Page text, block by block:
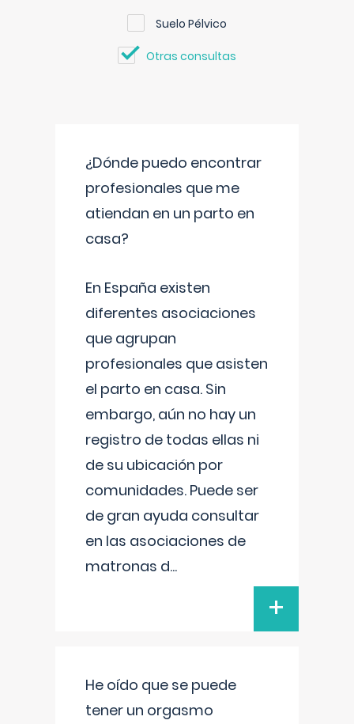
Suelo Pélvico
Otras consultas
¿Dónde puedo encontrar
profesionales que me
atiendan en un parto en
casa?
En España existen
diferentes asociaciones
que agrupan
profesionales que asisten
el parto en casa. Sin
embargo, aún no hay un
registro de todas ellas ni
de su ubicación por
comunidades. Puede ser
de gran ayuda consultar
en las asociaciones de
matronas d...
+
He oído que se puede
tener un orgasmo